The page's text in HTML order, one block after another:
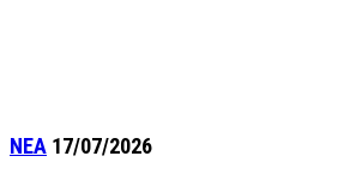
ΝΕΑ 17/07/2026